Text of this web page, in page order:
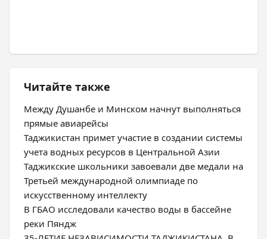
Читайте также
Между Душанбе и Минском начнут выполняться
прямые авиарейсы
Таджикистан примет участие в создании системы
учета водных ресурсов в Центральной Азии
Таджикские школьники завоевали две медали на
Третьей международной олимпиаде по
искусственному интеллекту
В ГБАО исследовали качество воды в бассейне
реки Пяндж